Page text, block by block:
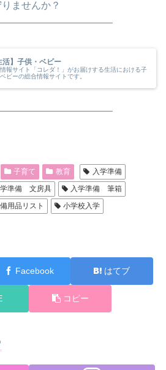
ませんか？
活】子供・ベビー
報サイト「コレダ！」がお届けする生活における子
ビーの総合情報サイトです。
子育て 教育
入学準備
学準備 文房具
入学準備 筆箱
用品リスト 小学校入学
Facebook はてブ
コピー